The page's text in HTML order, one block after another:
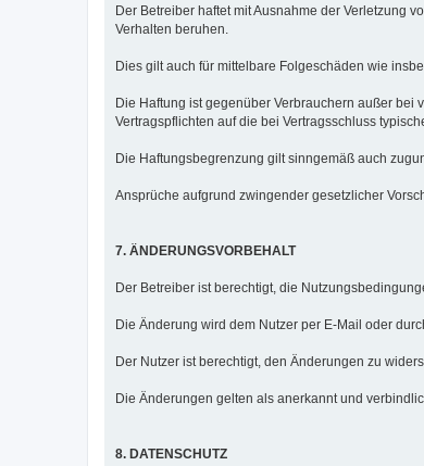
Der Betreiber haftet mit Ausnahme der Verletzung
Verhalten beruhen.
Dies gilt auch für mittelbare Folgeschäden wie
Die Haftung ist gegenüber Verbrauchern außer
Vertragspflichten auf die bei Vertragsschluss
Die Haftungsbegrenzung gilt sinngemäß auch
Ansprüche aufgrund zwingender gesetzlicher
7. ÄNDERUNGSVORBEHALT
Der Betreiber ist berechtigt, die
Die Änderung wird dem Nutzer per E-Mail oder
Der Nutzer ist berechtigt, den Änderungen zu
Die Änderungen gelten als anerkannt und
8. DATENSCHUTZ